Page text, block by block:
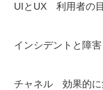
UIとUX 利用者の
インシデントと障
チャネル 効果的に